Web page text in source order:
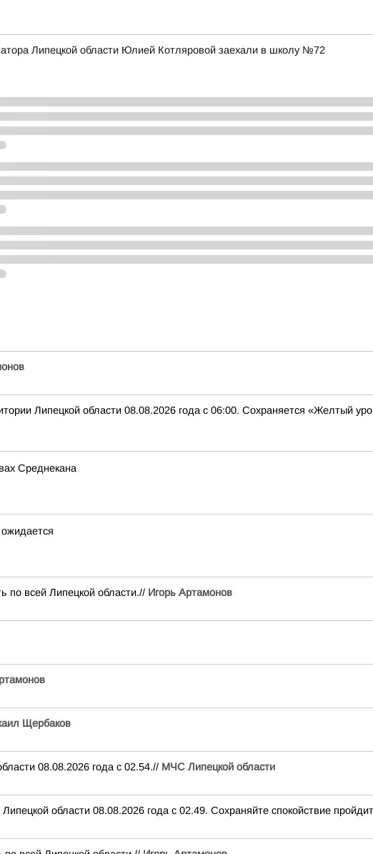
Липецкой области Юлией Котляровой заехали в школу №72
Липецкой области 08.08.2026 года с 06:00. Сохраняется «Желтый
Среднекана
по всей Липецкой области.// Игорь Артамонов
Щербаков
08.08.2026 года с 02.54.// МЧС Липецкой области
области 08.08.2026 года с 02.49. Сохраняйте спокойствие